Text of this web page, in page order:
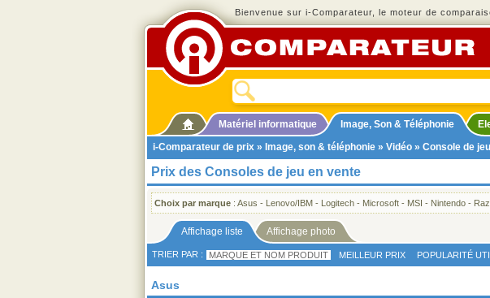
Bienvenue sur i-Comparateur, le moteur de
Matériel informatique Image, Son & Téléphonie
i-Comparateur de prix » Image, son & téléphonie » Vidéo » Console de
Prix des Consoles de jeu en vente
Choix par marque : Asus - Lenovo/IBM - Logitech - Microsoft - MSI - Nintendo -
Affichage liste Affichage photo
TRIER PAR : MARQUE ET NOM PRODUIT MEILLEUR PRIX POPULARITÉ
Asus